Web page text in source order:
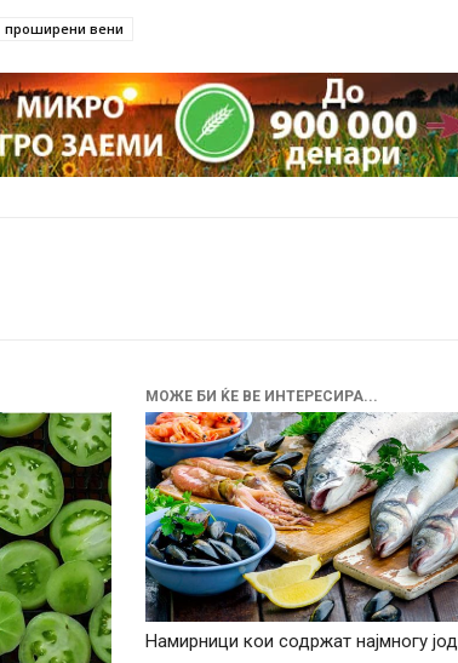
проширени вени
МОЖЕ БИ ЌЕ ВЕ ИНТЕРЕСИРА...
Намирници кои содржат најмногу јод